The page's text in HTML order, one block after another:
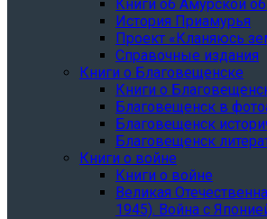
Книги об Амурской
История Приамурья
Проект «Кланяюсь
Справочные издания
Книги о Благовещенске
Книги о
Благовещенск в
Благовещенск
Благовещенск
Книги о войне
Книги о войне
Великая
1945). Война с